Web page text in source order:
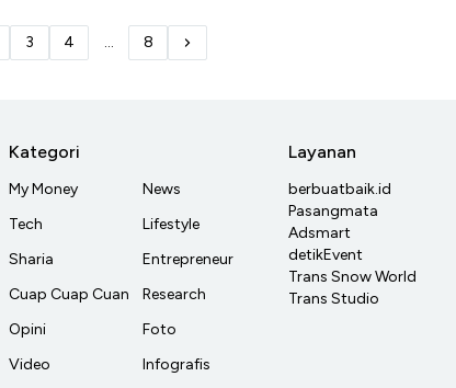
3 4 ... 8
Kategori
My Money
Tech
Sharia
Cuap Cuap Cuan
Opini
Video
News
Lifestyle
Entrepreneur
Research
Foto
Infografis
Layanan
berbuatbaik.id
Pasangmata
Adsmart
detikEvent
Trans Snow World
Trans Studio